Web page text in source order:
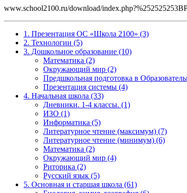
www.school2100.ru/download/
1. Презентация ОС «Школа 2100» (3)
2. Технологии (5)
3. Дошкольное образование (10)
Математика (2)
Окружающий мир (2)
Предшкольная подготовка в
Презентация системы (4)
4. Начальная школа (33)
Дневники. 1-4 классы. (1)
ИЗО (1)
Информатика (5)
Литературное чтение (максимум) (7)
Литературное чтение (минимум) (6)
Математика (2)
Окружающий мир (4)
Риторика (2)
Русский язык (5)
5. Основная и старшая школа (61)